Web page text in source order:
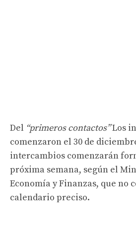
Del “primeros contactos”Los
comenzaron el 30 de
intercambios comenzarán
próxima semana, según el
Economía y Finanzas, que no
calendario preciso.